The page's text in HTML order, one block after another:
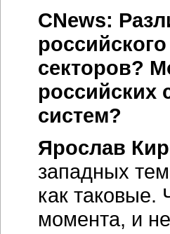
CNews:
секторов?
российских
систем?
Ярослав
западных
как таковые.
момента, и